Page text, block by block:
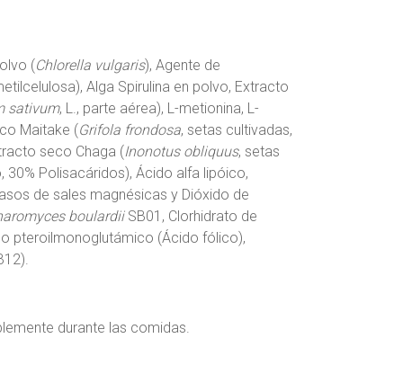
(Chlorella vulgaris), Agente de
Alga Spirulina en polvo, Extracto
sativum, L., parte aérea), L-metionina, L-
Maitake (Grifola frondosa, setas cultivadas,
seco Chaga (Inonotus obliquus, setas
Polisacáridos), Ácido alfa lipóico,
de sales magnésicas y Dióxido de
boulardiiSB01, Clorhidrato de
pteroilmonoglutámico (Ácido fólico),
durante las comidas.